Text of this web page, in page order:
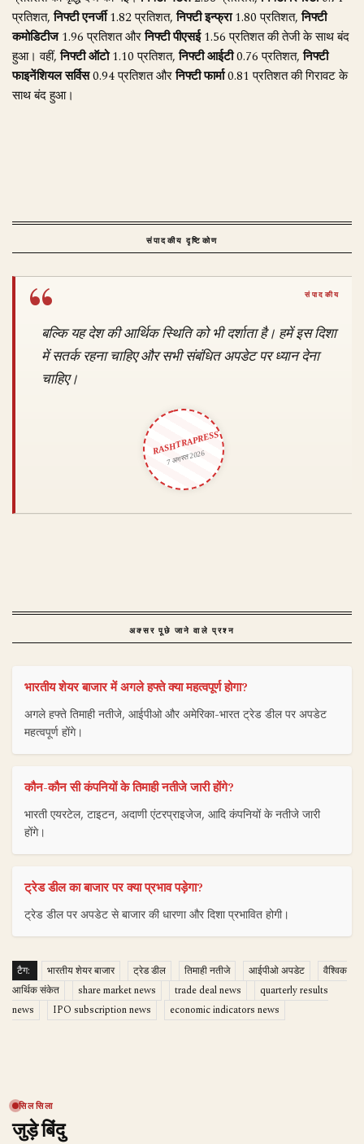
प्रतिशत,निफ्टी एनर्जी1.82 प्रतिशत,निफ्टी इन्फ्रा1.80 प्रतिशत,निफ्टी
कमोडिटीज1.96 प्रतिशत औरनिफ्टी पीएसई1.56 प्रतिशत की तेजी के साथ बंद
हुआ। वहीं,निफ्टी ऑटो1.10 प्रतिशत,निफ्टी आईटी0.76 प्रतिशत,निफ्टी
फाइनेंशियल सर्विस0.94 प्रतिशत औरनिफ्टी फार्मा0.81 प्रतिशत की गिरावट के
साथ बंद हुआ।
संपादकीय दृष्टिकोण
बल्कि यह देश की आर्थिक स्थिति को भी दर्शाता है। हमें इस दिशा
में सतर्क रहना चाहिए और सभी संबंधित अपडेट पर ध्यान देना
चाहिए।
RASHTRAPRESS
7 अगस्त 2026
अक्सर पूछे जाने वाले प्रश्न
भारतीय शेयर बाजार में अगले हफ्ते क्या महत्वपूर्ण होगा?
अगले हफ्ते तिमाही नतीजे, आईपीओ और अमेरिका-भारत ट्रेड डील पर अपडेट
महत्वपूर्ण होंगे।
कौन-कौन सी कंपनियों के तिमाही नतीजे जारी होंगे?
भारती एयरटेल, टाइटन, अदाणी एंटरप्राइजेज, आदि कंपनियों के नतीजे जारी
होंगे।
ट्रेड डील का बाजार पर क्या प्रभाव पड़ेगा?
ट्रेड डील पर अपडेट से बाजार की धारणा और दिशा प्रभावित होगी।
टैग: भारतीय शेयर बाजार ट्रेड डील तिमाही नतीजे आईपीओ अपडेट
वैश्विक
आर्थिक संकेत
share market news trade deal news
quarterly results
news
IPO subscription news economic indicators news
सिलसिला
जुड़े बिंदु